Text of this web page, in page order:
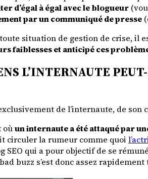
d’égal à égal avec le blogueur
par un communiqué de presse
situation de gestion de crise, il
faiblesses et anticipé ces
L’INTERNAUTE
de l’internaute, de son
oùun internaute a été attaqué par
circuler la rumeur comme quoi
SEO qui a pour objectif de se
buzz s’est donc assez rapidement